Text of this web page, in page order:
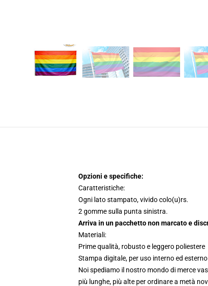
Opzioni e specifiche:
Caratteristiche:
Ogni lato stampato, vivido colo(u)rs.
2 gomme sulla punta sinistra.
Arriva in un pacchetto non marcato e
Materiali:
Prime qualità, robusto e leggero poliestere
Stampa digitale, per uso interno ed esterno
Noi spediamo il nostro mondo di merce
più lunghe, più alte per ordinare a metà